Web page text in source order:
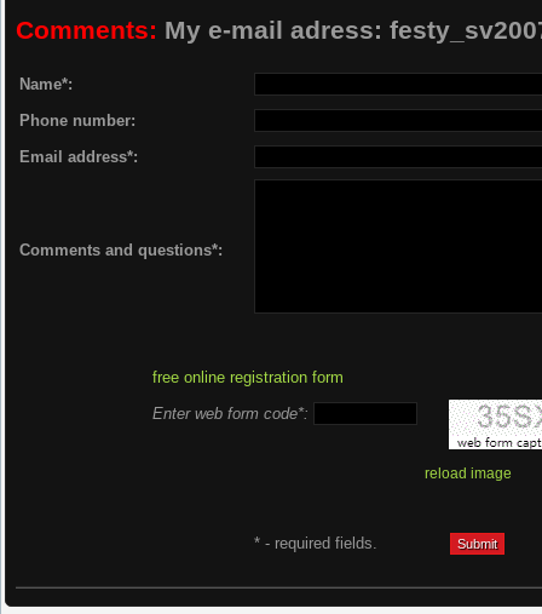
Comments: My e-mail adress:
Name*:
Phone number:
Email address*:
Comments and questions*:
free online registration form
Enter web form code*:
reload image
* - required fields.